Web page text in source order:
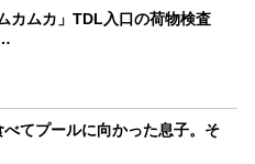
カムカ」TDL入口の荷物検査
てプールに向かった息子。そ